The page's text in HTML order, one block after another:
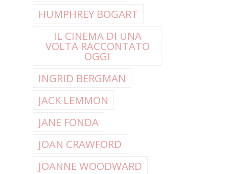
HUMPHREY BOGART
IL CINEMA DI UNA
VOLTA RACCONTATO
OGGI
INGRID BERGMAN
JACK LEMMON
JANE FONDA
JOAN CRAWFORD
JOANNE WOODWARD